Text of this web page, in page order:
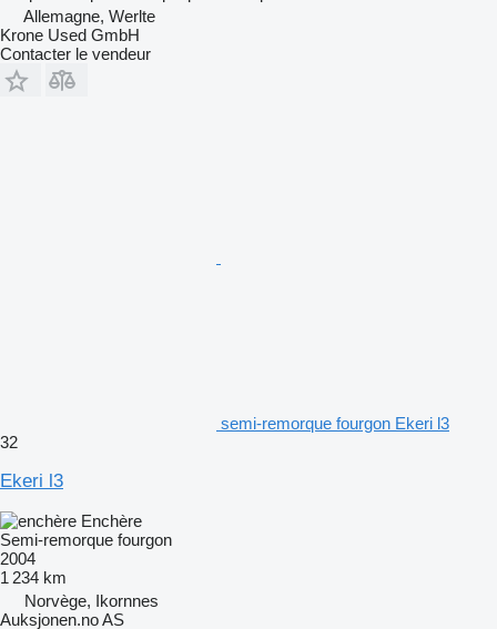
Allemagne, Werlte
Krone Used GmbH
Contacter le vendeur
semi-remorque fourgon Ekeri l3
32
Ekeri l3
Enchère
Semi-remorque fourgon
2004
1 234 km
Norvège, Ikornnes
Auksjonen.no AS